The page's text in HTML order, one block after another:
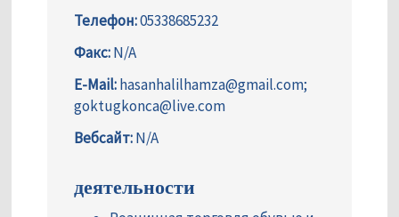
Телефон:05338685232
Факс:N/A
E-Mail:hasanhalilhamza@gmail.com;
goktugkonca@live.com
Вебсайт:N/A
деятельности